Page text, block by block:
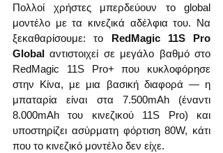
Πολλοί χρήστες μπερδεύουν το global
μοντέλο με τα κινεζικά αδέλφια του. Να
ξεκαθαρίσουμε: το RedMagic 11S Pro
Global αντιστοιχεί σε μεγάλο βαθμό στο
RedMagic 11S Pro+ που κυκλοφόρησε
στην Κίνα, με μια βασική διαφορά — η
μπαταρία είναι στα 7.500mAh (έναντι
8.000mAh του κινεζικού 11S Pro) και
υποστηρίζει ασύρματη φόρτιση 80W, κάτι
που το κινεζικό μοντέλο δεν είχε.